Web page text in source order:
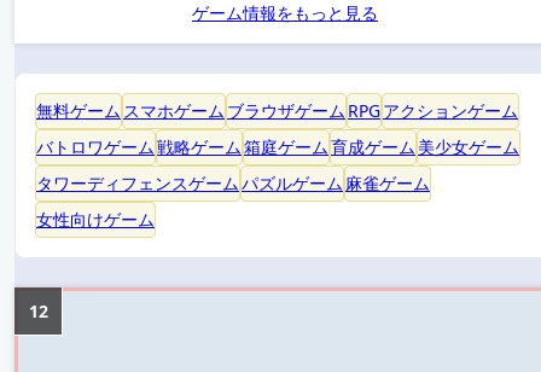
ゲーム情報をもっと見る
無料ゲーム スマホゲーム ブラウザゲーム RPGアクションゲーム
バトロワゲーム戦略ゲーム箱庭ゲーム育成ゲーム 美少女ゲーム
タワーディフェンスゲームパズルゲーム 麻雀ゲーム
女性向けゲーム
12